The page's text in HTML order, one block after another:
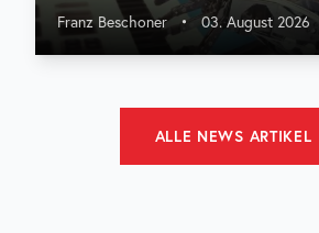
Franz Beschoner • 03. August 2026
ALLE NEWS ARTIKEL